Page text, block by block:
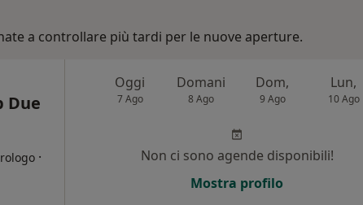
a controllare più tardi per le nuove aperture.
Due
·
Oggi
7 Ago
Domani
8 Ago
Dom,
9 Ago
Lun,
10 Ago
Non ci sono agende disponibili!
Mostra profilo